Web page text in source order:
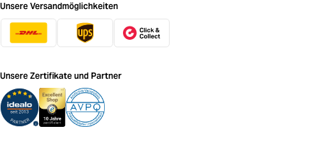
Unsere Versandmöglichkeiten
Unsere Zertifikate und Partner